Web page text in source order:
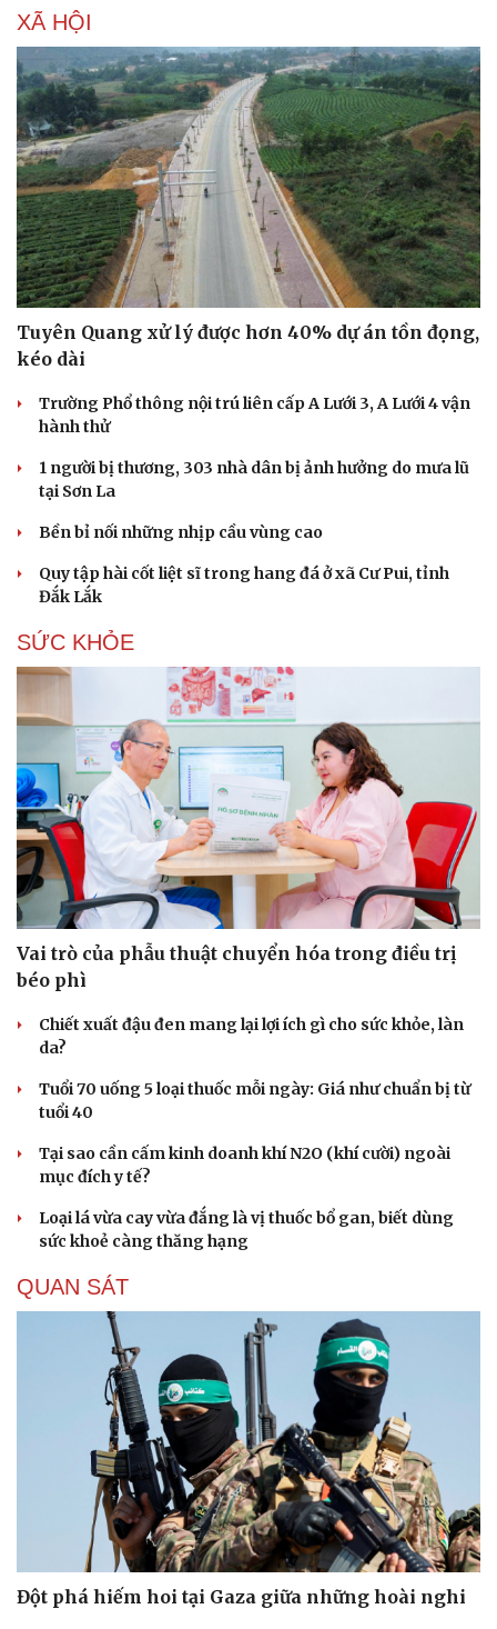
Du lịch
Tư vấn
Săn Tour
check-in
Podcast
Câu chuyện thời sự
Đọc truyện đêm khuya
Cửa sổ tình yêu
Hạt giống tâm hồn
XÃ HỘI
Tuyên Quang xử lý được hơn 40% dự án tồn đọng,
kéo dài
Trường Phổ thông nội trú liên cấp A Lưới 3, A Lưới 4 vận
hành thử
1 người bị thương, 303 nhà dân bị ảnh hưởng do mưa lũ
tại Sơn La
Bền bỉ nối những nhịp cầu vùng cao
Quy tập hài cốt liệt sĩ trong hang đá ở xã Cư Pui, tỉnh
Đắk Lắk
SỨC KHỎE
Vai trò của phẫu thuật chuyển hóa trong điều trị
béo phì
Chiết xuất đậu đen mang lại lợi ích gì cho sức khỏe, làn
da?
Tuổi 70 uống 5 loại thuốc mỗi ngày: Giá như chuẩn bị từ
tuổi 40
Tại sao cần cấm kinh doanh khí N2O (khí cười) ngoài
mục đích y tế?
Loại lá vừa cay vừa đắng là vị thuốc bổ gan, biết dùng
sức khoẻ càng thăng hạng
QUAN SÁT
Đột phá hiếm hoi tại Gaza giữa những hoài nghi